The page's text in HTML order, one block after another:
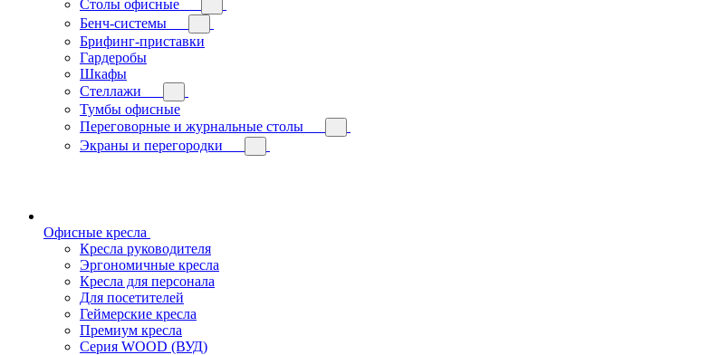
Cтолы офисные
Бенч-системы
Брифинг-приставки
Гардеробы
Шкафы
Стеллажи
Тумбы офисные
Переговорные и журнальные столы
Экраны и перегородки
Офисные кресла
Кресла руководителя
Эргономичные кресла
Кресла для персонала
Для посетителей
Геймерские кресла
Премиум кресла
Серия WOOD (ВУД)